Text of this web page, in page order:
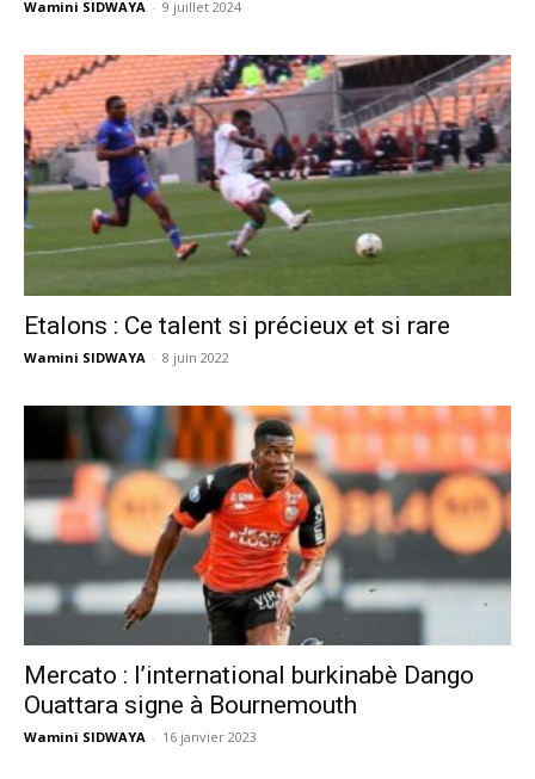
Wamini SIDWAYA - 9 juillet 2024
Etalons : Ce talent si précieux et si rare
Wamini SIDWAYA - 8 juin 2022
Mercato : l’international burkinabè Dango
Ouattara signe à Bournemouth
Wamini SIDWAYA - 16 janvier 2023